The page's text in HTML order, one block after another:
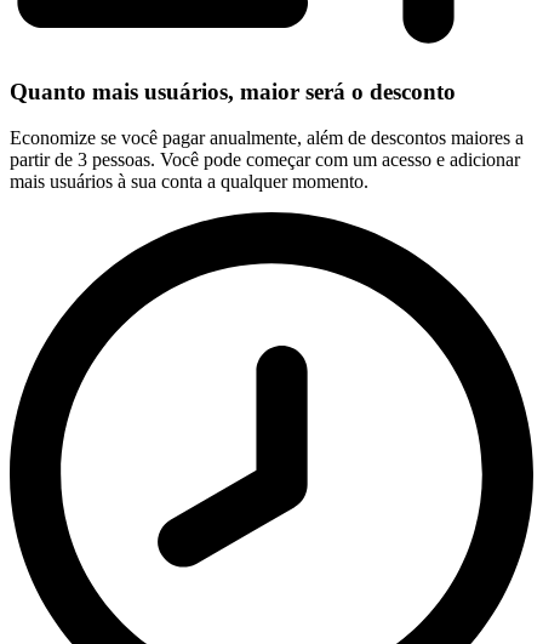
Quanto mais usuários, maior será o desconto
Economize se você pagar anualmente, além de descontos maiores a
partir de 3 pessoas. Você pode começar com um acesso e adicionar
mais usuários à sua conta a qualquer momento.